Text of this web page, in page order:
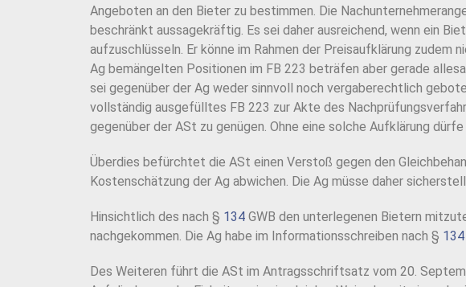
Angeboten an den Bieter zu bestimmen. Die
beschränkt aussagekräftig. Es sei daher ausreichend, wenn ein
aufzuschlüsseln. Er könne im Rahmen der Preisaufklärung
Ag bemängelten Positionen im FB 223 beträfen aber gerade
sei gegenüber der Ag weder sinnvoll noch vergaberechtlich
vollständig ausgefülltes FB 223 zur Akte des
gegenüber der ASt zu genügen. Ohne eine solche Aufklärung
Überdies befürchtet die ASt einen Verstoß gegen den
Kostenschätzung der Ag abwichen. Die Ag müsse daher
Hinsichtlich des nach § 134 GWB den unterlegenen Bietern
nachgekommen. Die Ag habe im Informationsschreiben nach § 134
Des Weiteren führt die ASt im Antragsschriftsatz vom 20.